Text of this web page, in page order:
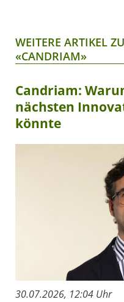
WEITERE ARTIKEL
«CANDRIAM»
Candriam:
nächsten
könnte
30.07.2026, 12:04 Uhr